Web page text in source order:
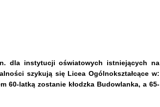
dla instytucji oświatowych istniejących na
szykują się Licea Ogólnokształcące w:
60-latką zostanie kłodzka Budowlanka, a 65-